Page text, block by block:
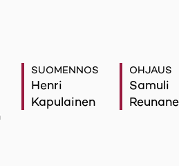
SUOMENNOS
Henri
Kapulainen
OHJAUS
Samuli